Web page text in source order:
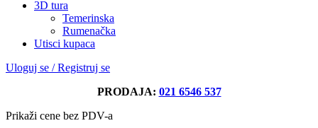
3D tura
Temerinska
Rumenačka
Utisci kupaca
Uloguj se / Registruj se
PRODAJA: 021 6546 537
Prikaži cene bez PDV-a